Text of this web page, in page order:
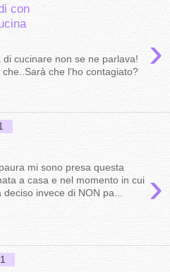
con
›
cucinare non se ne parlava!
che l'ho contagiato?
›
mi sono presa questa
a casa e nel momento in cui
invece di NON pa...